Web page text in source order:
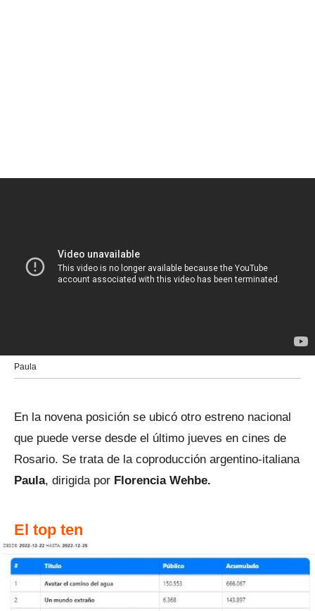
Paula
En la novena posición se ubicó otro estreno nacional
que puede verse desde el último jueves en cines de
Rosario. Se trata de la coproducción argentino-italiana
Paula, dirigida por Florencia Wehbe.
El top ten